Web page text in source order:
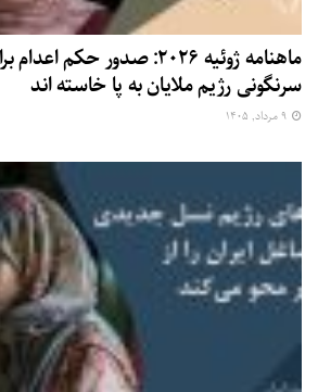
ماهنامه ژوئیه ۲۰۲۶: صدور حکم
سرنگونی رژیم ملایان به پا خاسته اند